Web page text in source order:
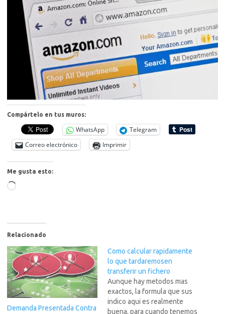
Compártelo en tus muros:
WhatsApp
Telegram
Correo electrónico
Imprimir
Me gusta esto:
Cargando...
Relacionado
Demanda Presentada Contra
Como calcular rapidamente
lo que tardaremosen
transferir un fichero
Aunque hay metodos mas
exactos, la formula que sus
indico aqui es realmente
buena, para cuando tenemos